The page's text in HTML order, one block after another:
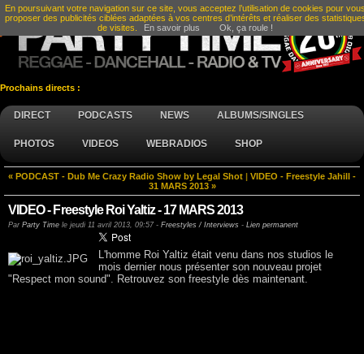
Prochains directs :
DIRECT PODCASTS NEWS ALBUMS/SINGLES
PHOTOS VIDEOS WEBRADIOS SHOP
« PODCAST - Dub Me Crazy Radio Show by Legal Shot
VIDEO - Freestyle Jahill -
31 MARS 2013 »
VIDEO - Freestyle Roi Yaltiz - 17 MARS 2013
Par Party Time le jeudi 11 avril 2013, 09:57 - Freestyles / Interviews - Lien permanent
L'homme Roi Yaltiz était venu dans nos studios le
mois dernier nous présenter son nouveau projet
"Respect mon sound". Retrouvez son freestyle dès maintenant.
En poursuivant votre navigation sur ce site, vous acceptez l’utilisation de cookies pour
proposer des publicités ciblées adaptées à vos centres d’intérêts et réaliser des
de visites.
En savoir plus Ok, ça roule !